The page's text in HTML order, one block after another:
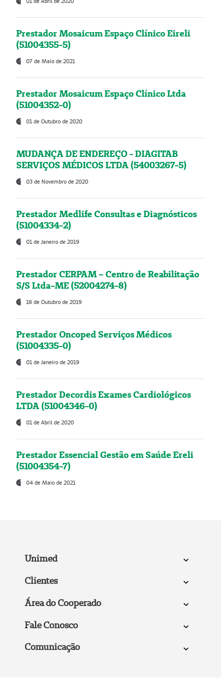
Prestador Mosaicum Espaço Clínico Eireli
(51004355-5)
07 de Maio de 2021
Prestador Mosaicum Espaço Clínico Ltda
(51004352-0)
01 de Outubro de 2020
MUDANÇA DE ENDEREÇO - DIAGITAB
SERVIÇOS MÉDICOS LTDA (54003267-5)
03 de Novembro de 2020
Prestador Medlife Consultas e Diagnósticos
(51004334-2)
01 de Janeiro de 2019
Prestador CERPAM – Centro de Reabilitação
S/S Ltda-ME (52004274-8)
18 de Outubro de 2019
Prestador Oncoped Serviços Médicos
(51004335-0)
01 de Janeiro de 2019
Prestador Decordis Exames Cardiológicos
LTDA (51004346-0)
01 de Abril de 2020
Prestador Essencial Gestão em Saúde Ereli
(51004354-7)
04 de Maio de 2021
Unimed
Clientes
Área do Cooperado
Fale Conosco
Comunicação